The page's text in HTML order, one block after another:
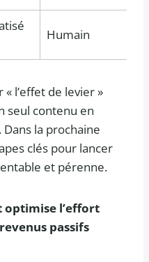
Humain
l’effet de levier »
seul contenu en
la prochaine
clés pour lancer
et pérenne.
optimise l’effort
passifs